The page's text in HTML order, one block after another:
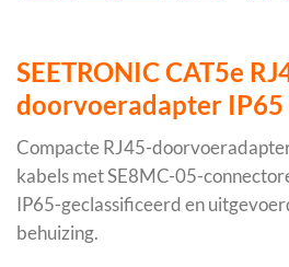
SEETRONIC CAT5e
doorvoeradapter IP65
Compacte RJ45-
kabels met SE8MC-05-
IP65-geclassificeerd en
behuizing.